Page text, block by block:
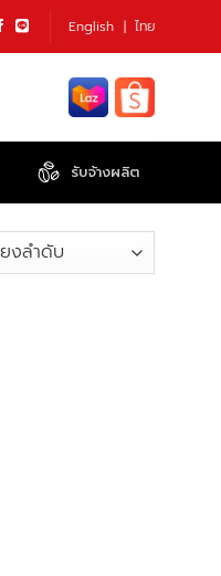
English ไทย
รับจ้างผลิต